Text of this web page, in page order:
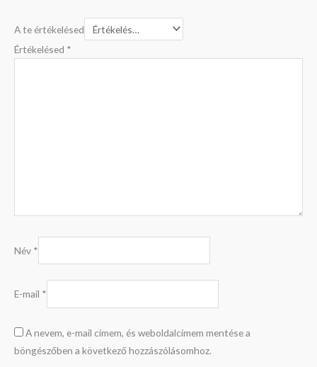
A te értékelésed
Értékelésed *
Név *
E-mail *
A nevem, e-mail címem, és weboldalcímem mentése a
böngészőben a következő hozzászólásomhoz.